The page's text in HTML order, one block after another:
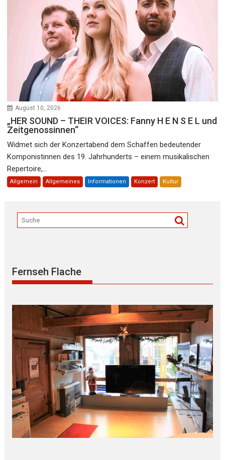
August 10, 2026
„HER SOUND – THEIR VOICES: Fanny H E N S E L und
Zeitgenossinnen“
Widmet sich der Konzertabend dem Schaffen bedeutender
Komponistinnen des 19. Jahrhunderts – einem musikalischen
Repertoire,...
Allgemein Allgemeines Informationen Konzert Kultur
Fernseh Flache